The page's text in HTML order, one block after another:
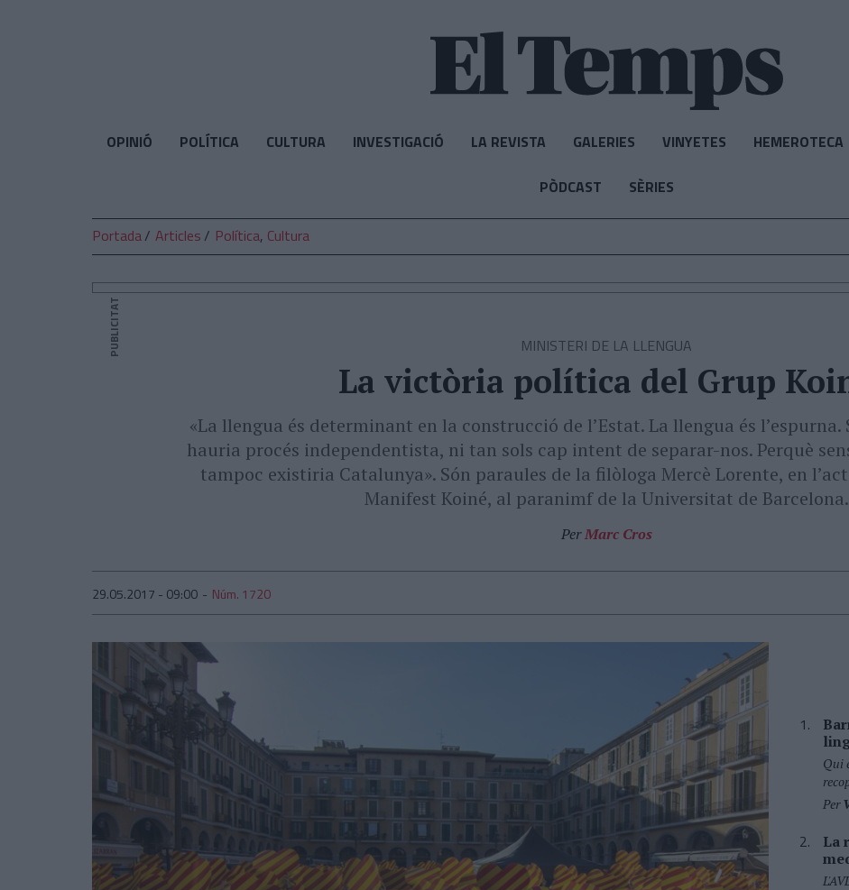
OPINIÓ POLÍTICA CULTURA INVESTIGACIÓ LA REVISTA GALERIES VINYETES HEMEROTECA
PÒDCAST SÈRIES
Portada Articles Política, Cultura
PUBLICITAT MINISTERI DE LA LLENGUA
La victòria política del Grup
«La llengua és determinant en la construcció de l’Estat. La llengua és
hauria procés independentista, ni tan sols cap intent de separar-nos. Perquè
tampoc existiria Catalunya». Són paraules de la filòloga Mercè Lorente, en
Manifest Koiné, al paranimf de la Universitat de Barcelona.
PerMarc Cros
29.05.2017 - 09:00 Núm. 1720
Qui
Per
La